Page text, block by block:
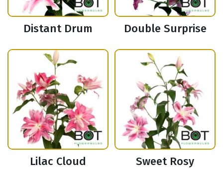
Distant Drum Double Surprise
Lilac Cloud Sweet Rosy